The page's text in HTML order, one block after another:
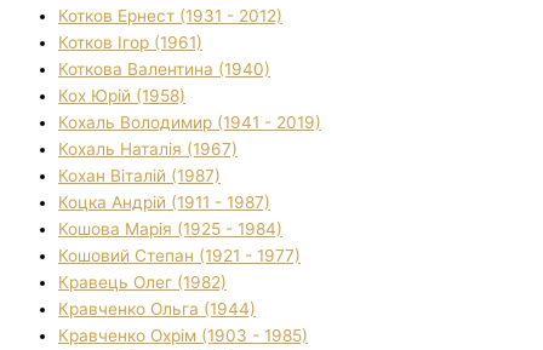
Котков Ернест (1931 - 2012)
Котков Ігор (1961)
Коткова Валентина (1940)
Кох Юрій (1958)
Кохаль Володимир (1941 - 2019)
Кохаль Наталія (1967)
Кохан Віталій (1987)
Коцка Андрій (1911 - 1987)
Кошова Марія (1925 - 1984)
Кошовий Степан (1921 - 1977)
Кравець Олег (1982)
Кравченко Ольга (1944)
Кравченко Охрім (1903 - 1985)